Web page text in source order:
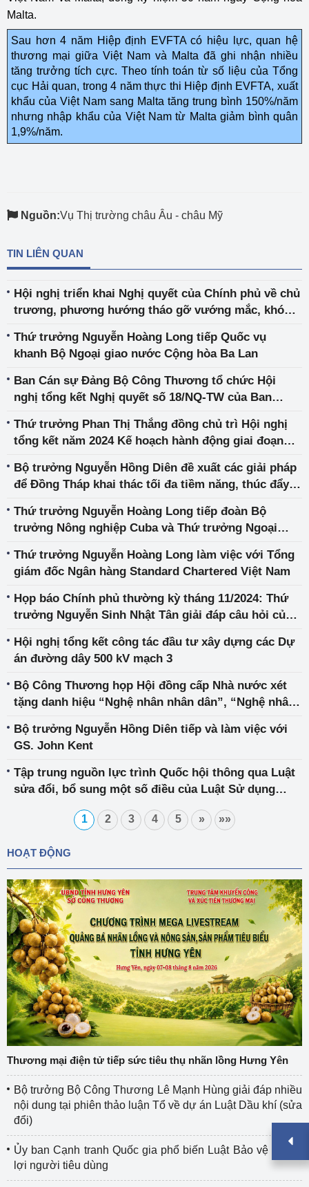
Malta.
Sau hơn 4 năm Hiệp định EVFTA có hiệu lực, quan hệ
thương mại giữa Việt Nam và Malta đã ghi nhận nhiều
tăng trưởng tích cực. Theo tính toán từ số liệu của Tổng
cục Hải quan, trong 4 năm thực thi Hiệp định EVFTA, xuất
khẩu của Việt Nam sang Malta tăng trung bình 150%/năm
nhưng nhập khẩu của Việt Nam từ Malta giảm bình quân
1,9%/năm.
Nguồn:Vụ Thị trường châu Âu - châu Mỹ
TIN LIÊN QUAN
Hội nghị triển khai Nghị quyết của Chính phủ về chủ
trương, phương hướng tháo gỡ vướng mắc, khó
Thứ trưởng Nguyễn Hoàng Long tiếp Quốc vụ
khanh Bộ Ngoại giao nước Cộng hòa Ba Lan
Ban Cán sự Đảng Bộ Công Thương tổ chức Hội
nghị tổng kết Nghị quyết số 18/NQ-TW của Ban
Thứ trưởng Phan Thị Thắng đồng chủ trì Hội nghị
tổng kết năm 2024 Kế hoạch hành động giai đoạn
hợp tác kinh tế thương mại Việt Nam – Trung Quốc
(Quảng Tây)
Bộ trưởng Nguyễn Hồng Diên đề xuất các giải pháp
để Đồng Tháp khai thác tối đa tiềm năng, thúc đẩy
Thứ trưởng Nguyễn Hoàng Long tiếp đoàn Bộ
trưởng Nông nghiệp Cuba và Thứ trưởng Ngoại
Thứ trưởng Nguyễn Hoàng Long làm việc với Tổng
giám đốc Ngân hàng Standard Chartered Việt Nam
Họp báo Chính phủ thường kỳ tháng 11/2024: Thứ
trưởng Nguyễn Sinh Nhật Tân giải đáp câu hỏi của
Thuận
Hội nghị tổng kết công tác đầu tư xây dựng các Dự
án đường dây 500 kV mạch 3
Bộ Công Thương họp Hội đồng cấp Nhà nước xét
tặng danh hiệu “Nghệ nhân nhân dân”, “Nghệ nhân
Bộ trưởng Nguyễn Hồng Diên tiếp và làm việc với
GS. John Kent
Tập trung nguồn lực trình Quốc hội thông qua Luật
sửa đổi, bổ sung một số điều của Luật Sử dụng
1 2 3 4 5 » »»
HOẠT ĐỘNG
Thương mại điện tử tiếp sức tiêu thụ nhãn lồng Hưng Yên
Bộ trưởng Bộ Công Thương Lê Mạnh Hùng giải đáp nhiều
nội dung tại phiên thảo luận Tổ về dự án Luật Dầu khí (sửa
đổi)
Ủy ban Cạnh tranh Quốc gia phổ biến Luật Bảo vệ quyền
lợi người tiêu dùng